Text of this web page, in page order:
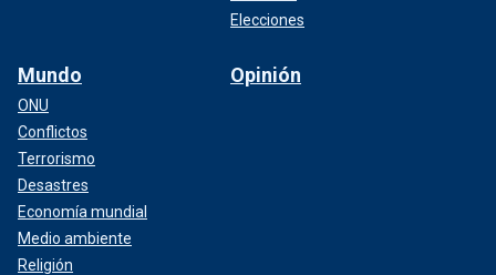
Elecciones
Mundo
ONU
Conflictos
Terrorismo
Desastres
Economía mundial
Medio ambiente
Religión
Opinión